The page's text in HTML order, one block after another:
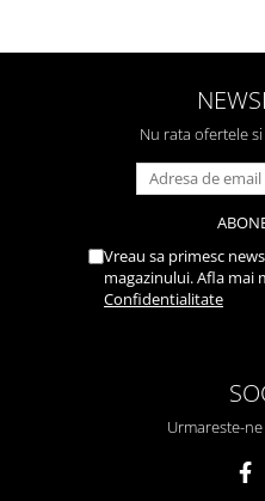
Nu rata ofertele
Vreau sa primesc
magazinului. Afla mai
Confidentialitate
Urmareste-